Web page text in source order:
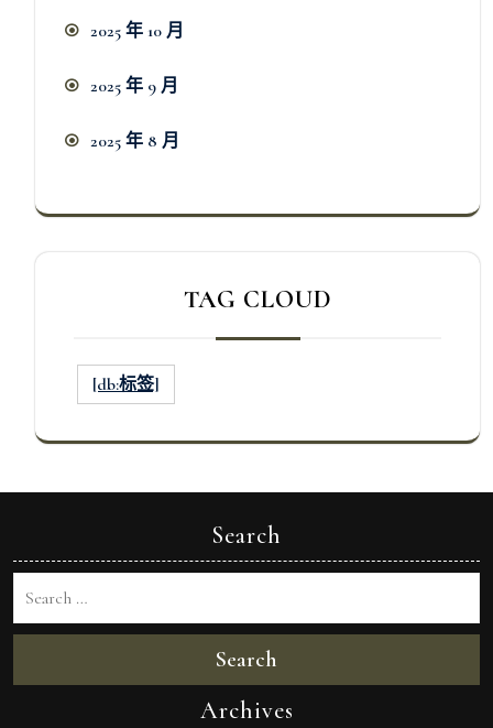
2025 年 10 月
2025 年 9 月
2025 年 8 月
TAG CLOUD
[db:标签]
Search
Search
Archives